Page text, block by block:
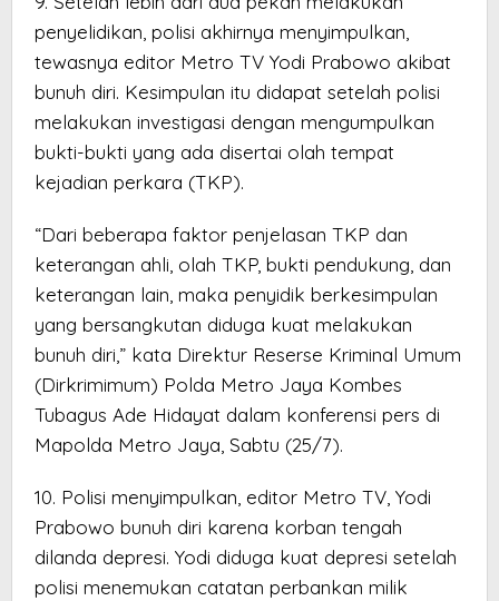
penyelidikan, polisi akhirnya menyimpulkan,
tewasnya editor Metro TV Yodi Prabowo akibat
bunuh diri. Kesimpulan itu didapat setelah polisi
melakukan investigasi dengan mengumpulkan
bukti-bukti yang ada disertai olah tempat
kejadian perkara (TKP).
“Dari beberapa faktor penjelasan TKP dan
keterangan ahli, olah TKP, bukti pendukung, dan
keterangan lain, maka penyidik berkesimpulan
yang bersangkutan diduga kuat melakukan
bunuh diri,” kata Direktur Reserse Kriminal Umum
(Dirkrimimum) Polda Metro Jaya Kombes
Tubagus Ade Hidayat dalam konferensi pers di
Mapolda Metro Jaya, Sabtu (25/7).
10. Polisi menyimpulkan, editor Metro TV, Yodi
Prabowo bunuh diri karena korban tengah
dilanda depresi. Yodi diduga kuat depresi setelah
polisi menemukan catatan perbankan milik